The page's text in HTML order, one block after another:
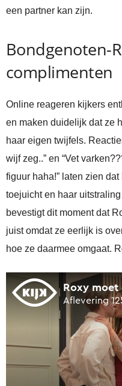
een partner kan zijn.
Bondgenoten-
complimenten
Online reageren kijkers
en maken duidelijk dat ze
haar eigen twijfels.
wijf zeg..” en “Vet
figuur haha!” laten zien
toejuicht en haar
bevestigt dit moment dat
juist omdat ze eerlijk is
hoe ze daarmee omgaat.